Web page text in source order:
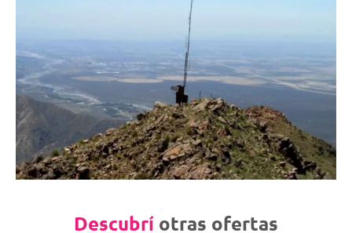
Descubrí otras ofertas